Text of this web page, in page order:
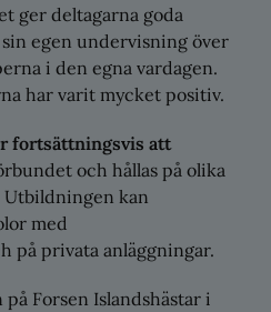
ger deltagarna goda
egen undervisning över
i den egna vardagen.
har varit mycket positiv.
fortsättningsvis att
och hållas på olika
kan
med
på privata anläggningar.
Forsen Islandshästar i